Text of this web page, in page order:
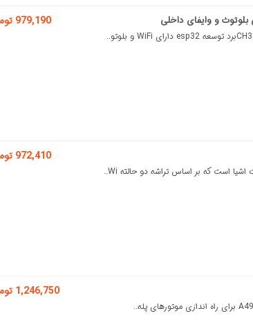
979,190 تومان
972,410 تومان
1,246,750 تومان